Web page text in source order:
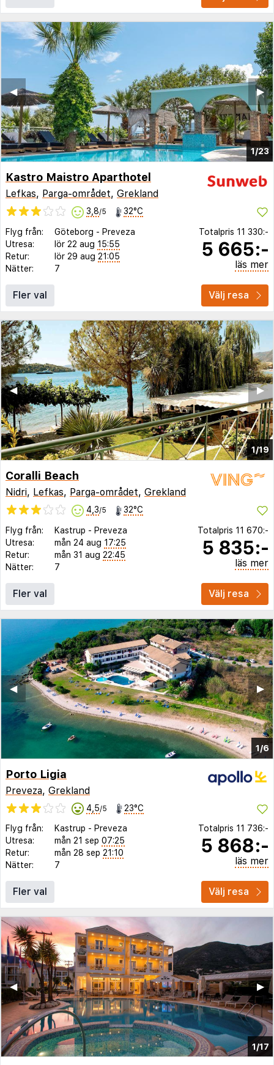
1/23
▶︎
◀︎
Kastro Maistro Aparthotel
Lefkas, Parga-området, Grekland
3,8/5 32°C
Flyg från: Göteborg - Preveza
Utresa:
lör 22 aug 15:55
Retur:
lör 29 aug 21:05
Nätter:
7
Totalpris 11 330:-
5 665:-
läs mer
Fler val Välj resa
1/19
▶︎
◀︎
Coralli Beach
Nidri, Lefkas, Parga-området, Grekland
4,3/5 32°C
Flyg från: Kastrup - Preveza
Utresa:
mån 24 aug 17:25
Retur:
mån 31 aug 22:45
Nätter:
7
Totalpris 11 670:-
5 835:-
läs mer
Fler val Välj resa
1/6
▶︎
◀︎
Porto Ligia
Preveza, Grekland
4,5/5 23°C
Flyg från: Kastrup - Preveza
Utresa:
mån 21 sep 07:25
Retur:
mån 28 sep 21:10
Nätter:
7
Totalpris 11 736:-
5 868:-
läs mer
Fler val Välj resa
1/17
▶︎
◀︎